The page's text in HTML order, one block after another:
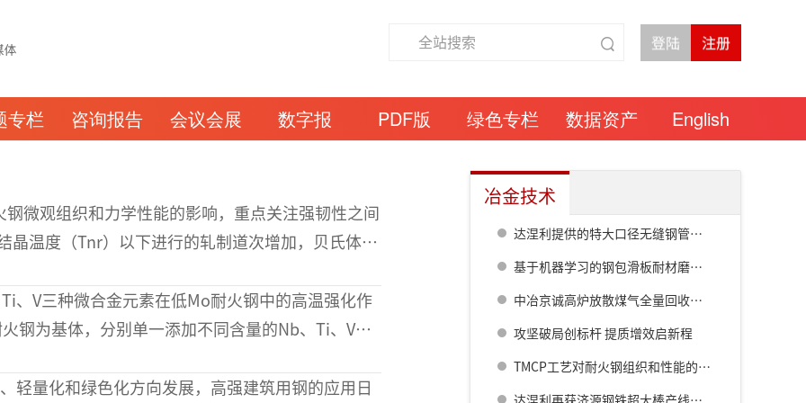
专栏 咨询报告 会议会展 数字报 PDF版 绿色专栏 数据资产 English
钢微观组织和力学性能的影响，重点关注强韧性之间
晶温度（Tnr）以下进行的轧制道次增加，贝氏体分
、V三种微合金元素在低Mo耐火钢中的高温强化作
钢为基体，分别单一添加不同含量的Nb、Ti、V元
轻量化和绿色化方向发展，高强建筑用钢的应用日
冶金技术
达涅利提供的特大口径无缝钢管热连轧线在衡钢热试成功
基于机器学习的钢包滑板耐材磨损预测模型研究
中冶京诚高炉放散煤气全量回收成套技术方案
攻坚破局创标杆 提质增效启新程
TMCP工艺对耐火钢组织和性能的影响
达涅利再获济源钢铁超大棒产线核心设备订单